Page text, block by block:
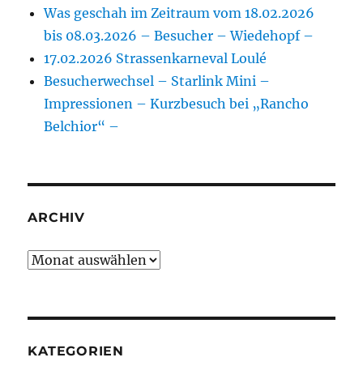
Was geschah im Zeitraum vom 18.02.2026
bis 08.03.2026 – Besucher – Wiedehopf –
17.02.2026 Strassenkarneval Loulé
Besucherwechsel – Starlink Mini –
Impressionen – Kurzbesuch bei „Rancho
Belchior“ –
ARCHIV
Archiv
KATEGORIEN